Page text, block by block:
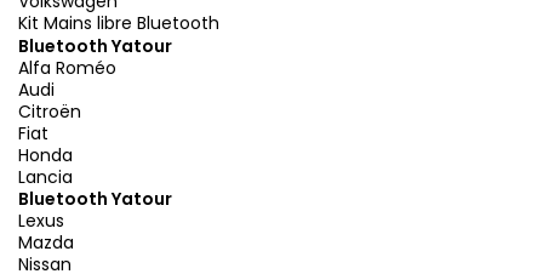
Kit Mains libre Bluetooth
Bluetooth Yatour
Alfa Roméo
Audi
Citroën
Fiat
Honda
Lancia
Bluetooth Yatour
Lexus
Mazda
Nissan